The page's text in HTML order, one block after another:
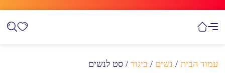
עמוד הבית / נשים / ביגוד / סט לנשים